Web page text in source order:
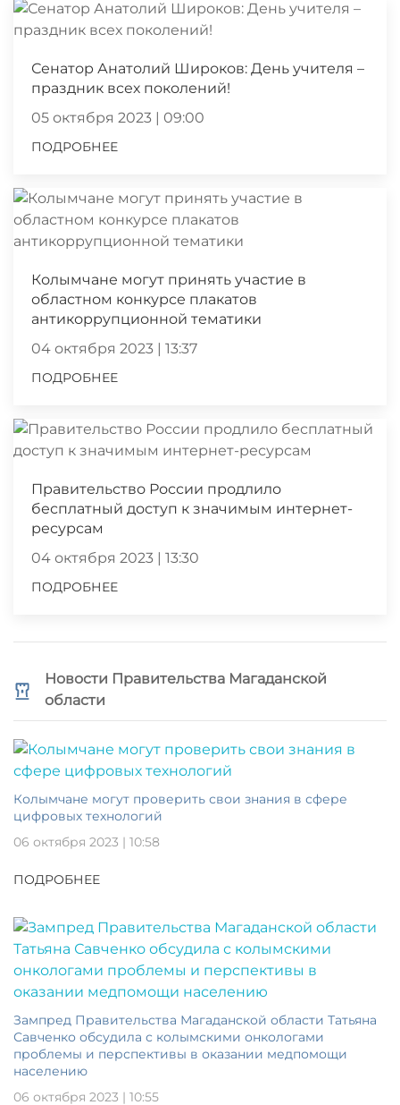
Сенатор Анатолий Широков: День учителя –
праздник всех поколений!
05 октября 2023 | 09:00
ПОДРОБНЕЕ
Колымчане могут принять участие в
областном конкурсе плакатов
антикоррупционной тематики
04 октября 2023 | 13:37
ПОДРОБНЕЕ
Правительство России продлило
бесплатный доступ к значимым интернет-
ресурсам
04 октября 2023 | 13:30
ПОДРОБНЕЕ
Новости Правительства Магаданской
области
Колымчане могут проверить свои знания в сфере
цифровых технологий
06 октября 2023 | 10:58
ПОДРОБНЕЕ
Зампред Правительства Магаданской области Татьяна
Савченко обсудила с колымскими онкологами
проблемы и перспективы в оказании медпомощи
населению
06 октября 2023 | 10:55